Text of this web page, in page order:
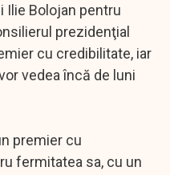
Ilie Bolojan pentru
prezidenţial
cu credibilitate, iar
vedea încă de luni
premier cu
fermitatea sa, cu un